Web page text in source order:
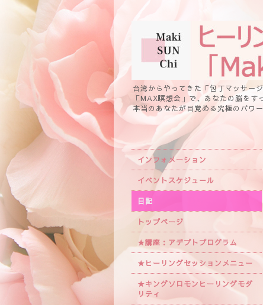
台湾からやってきた「包丁マッサー
「MAX瞑想会」で、あなたの脳を
本当のあなたが目覚める究極のパワ
インフォメーション
イベントスケジュール
日記
トップページ
★講座：アデプトプログラム
★ヒーリングセッションメニュー
★キングソロモンヒーリングモダ
リティ